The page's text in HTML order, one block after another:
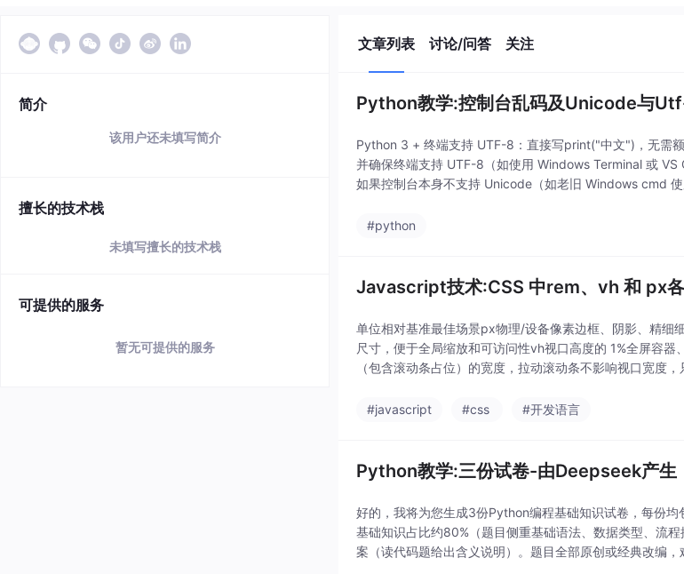
简介
该用户还未填写简介
擅长的技术栈
未填写擅长的技术栈
可提供的服务
暂无可提供的服务
文章列表 讨论/问答 关注
Python教学:控制台乱码及Unicode与
Python 3 + 终端支持 UTF-8：直接写print("中文")，无需
并确保终端支持 UTF-8（如使用 Windows Terminal 或
如果控制台本身不支持 Unicode（如老旧 Windows cmd
#python
Javascript技术:CSS 中rem、vh 和 px
单位相对基准最佳场景px物理/设备像素边框、阴影、精
尺寸，便于全局缩放和可访问性vh视口高度的 1%全屏容
（包含滚动条占位）的宽度，拉动滚动条不影响视口宽度，
#javascript #css #开发语言
Python教学:三份试卷-由Deepseek产生
好的，我将为您生成3份Python编程基础知识试卷，每份
基础知识占比约80%（题目侧重基础语法、数据类型、流
案（读代码题给出含义说明）。题目全部原创或经典改编，